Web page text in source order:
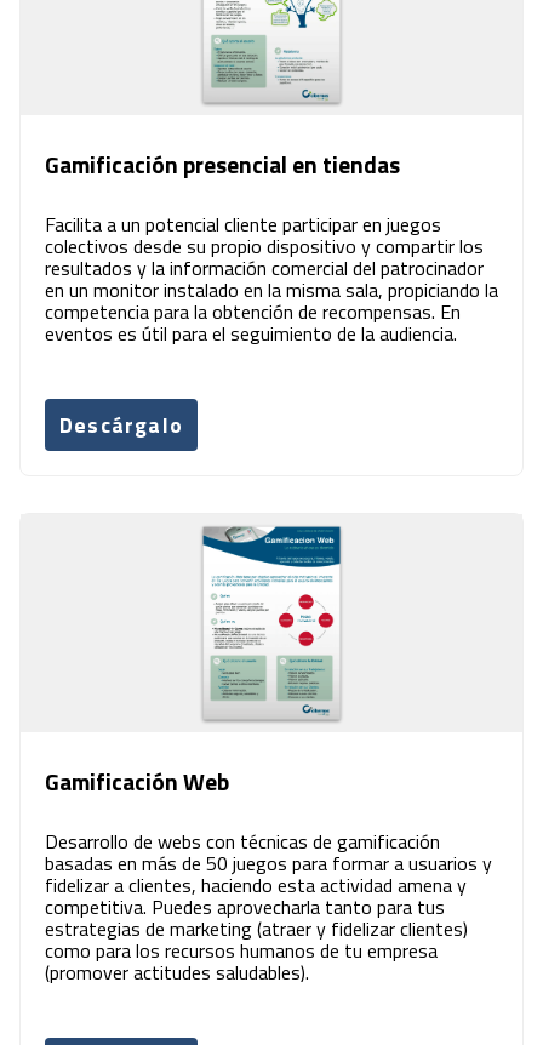
Gamificación presencial en tiendas
Facilita a un potencial cliente participar en juegos
colectivos desde su propio dispositivo y compartir los
resultados y la información comercial del patrocinador
en un monitor instalado en la misma sala, propiciando la
competencia para la obtención de recompensas. En
eventos es útil para el seguimiento de la audiencia.
Descárgalo
Gamificación Web
Desarrollo de webs con técnicas de gamificación
basadas en más de 50 juegos para formar a usuarios y
fidelizar a clientes, haciendo esta actividad amena y
competitiva. Puedes aprovecharla tanto para tus
estrategias de marketing (atraer y fidelizar clientes)
como para los recursos humanos de tu empresa
(promover actitudes saludables).